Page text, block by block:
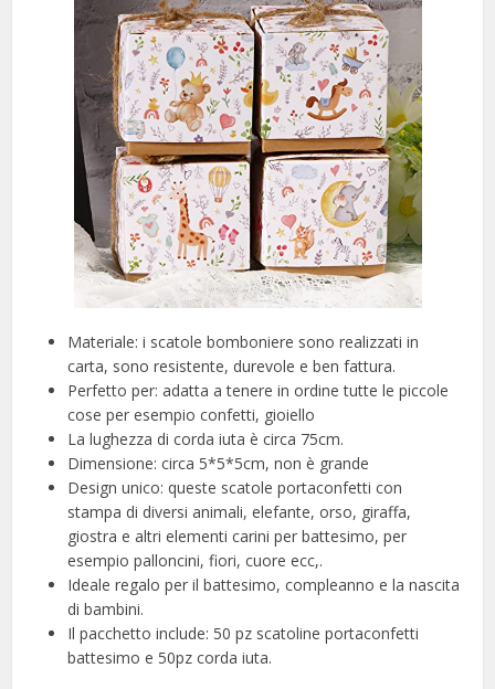
Materiale: i scatole bomboniere sono realizzati in
carta, sono resistente, durevole e ben fattura.
Perfetto per: adatta a tenere in ordine tutte le piccole
cose per esempio confetti, gioiello
La lughezza di corda iuta è circa 75cm.
Dimensione: circa 5*5*5cm, non è grande
Design unico: queste scatole portaconfetti con
stampa di diversi animali, elefante, orso, giraffa,
giostra e altri elementi carini per battesimo, per
esempio palloncini, fiori, cuore ecc,.
Ideale regalo per il battesimo, compleanno e la nascita
di bambini.
Il pacchetto include: 50 pz scatoline portaconfetti
battesimo e 50pz corda iuta.